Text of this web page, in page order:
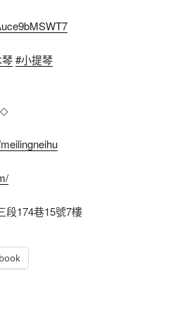
#小提琴
段174巷15號7樓